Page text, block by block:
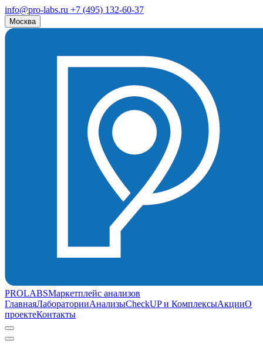
info@pro-labs.ru +7 (495) 132-60-37
Москва
PROLABSМаркетплейс анализов
ГлавнаяЛабораторииАнализыCheckUP и КомплексыАкцииО
проектеКонтакты